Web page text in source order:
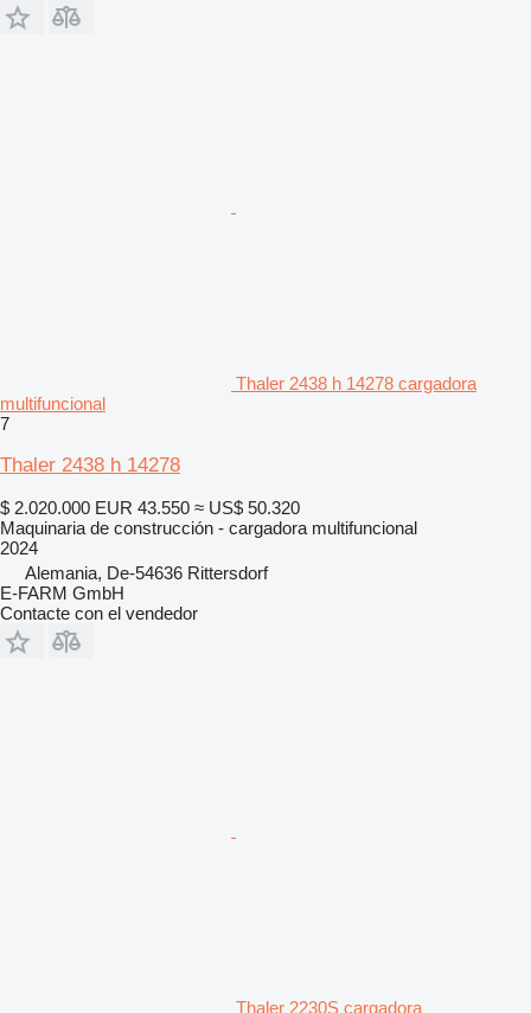
Thaler 2438 h 14278 cargadora
multifuncional
7
Thaler 2438 h 14278
$ 2.020.000 EUR 43.550 ≈ US$ 50.320
Maquinaria de construcción - cargadora multifuncional
2024
Alemania, De-54636 Rittersdorf
E-FARM GmbH
Contacte con el vendedor
Thaler 2230S cargadora